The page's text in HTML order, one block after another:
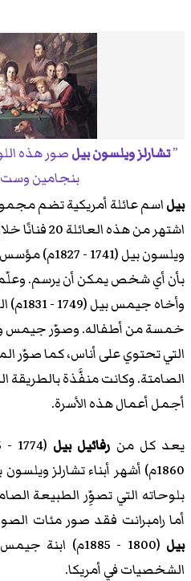
تشارلز ويلسون بيلصور هذه
بنجامين وست
بيلاسم عائلة أمريكية تضم
اشتهر من هذه
ويلسون بيل
بأن أي شخص يمكن أن يرسم.
وأخاه
خمسة من أطفاله. وصوّر جيمس
التي تحتوي على أناس، كما صوّر
الصامتة. وكانت منفَّذة بالطريقة
أجمل أعمال هذه الأسرة.
يعد كل من رفائيل بيل (1774 - 1825م)
1860م) أشهر أبناء تشارلز
بلوحاته التي تصوِّر الطبيعة
أما رامبرانت فقد صور مئات
بيل
(1800 - 1885م)
الشخصيات في أمريكا.